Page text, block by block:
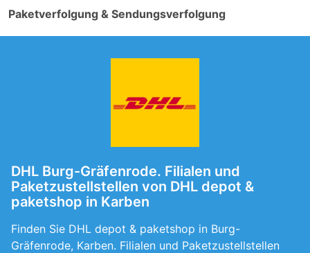
Paketverfolgung & Sendungsverfolgung
DHL Burg-Gräfenrode. Filialen und
Paketzustellstellen von DHL depot &
paketshop in Karben
Finden Sie DHL depot & paketshop in Burg-
Gräfenrode, Karben. Filialen und Paketzustellstellen